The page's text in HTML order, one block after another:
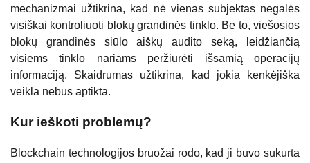
mechanizmai užtikrina, kad nė vienas subjektas negalės
visiškai kontroliuoti blokų grandinės tinklo. Be to, viešosios
blokų grandinės siūlo aiškų audito seką, leidžiančią
visiems tinklo nariams peržiūrėti išsamią operacijų
informaciją. Skaidrumas užtikrina, kad jokia kenkėjiška
veikla nebus aptikta.
Kur ieškoti problemų?
Blockchain technologijos bruožai rodo, kad ji buvo sukurta